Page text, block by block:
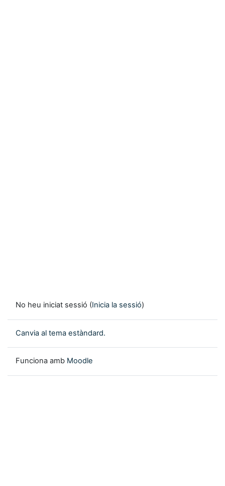
No heu iniciat sessió (Inicia la sessió)
Canvia al tema estàndard.
Funciona amb Moodle